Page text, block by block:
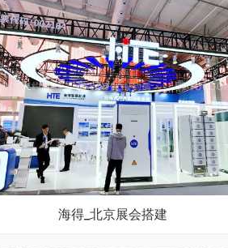
海得_北京展会搭建